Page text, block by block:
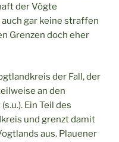
der Vögte
gar keine straffen
Grenzen doch eher
der Fall, der
an den
Ein Teil des
und grenzt damit
aus. Plauener